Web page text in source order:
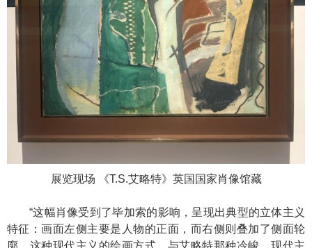
展览现场 《T.S.艾略特》英国国家肖像馆藏
“这幅肖像受到了毕加索的影响，呈现出典型的立体主义
特征：画面左侧主要是人物的正面，而右侧则叠加了侧面轮
廓。这种现代主义的绘画方式，与艾略特那种冷峻、现代主